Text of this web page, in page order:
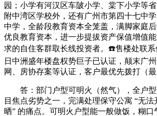
园；小学有河汉区车陂小学、棠下小学等
附中湾区学校外，还有广州市第四十七中
中学，全龄段教育资本全笼盖，满脚家庭
优良教育资本，进一步提拔资产保值增值
求的自住客群取长线投资者。☎️售楼处联
日中洲盛年楼盘权势巨子已认证，颠末广
网、房协存案等认证，客户最优先拨打（最
答：部门户型可明火（然气），全户型
目焦点劣势之一，完满处理保守公寓 “无
晒” 的痛点。可明火户型能一般做饭，糊口